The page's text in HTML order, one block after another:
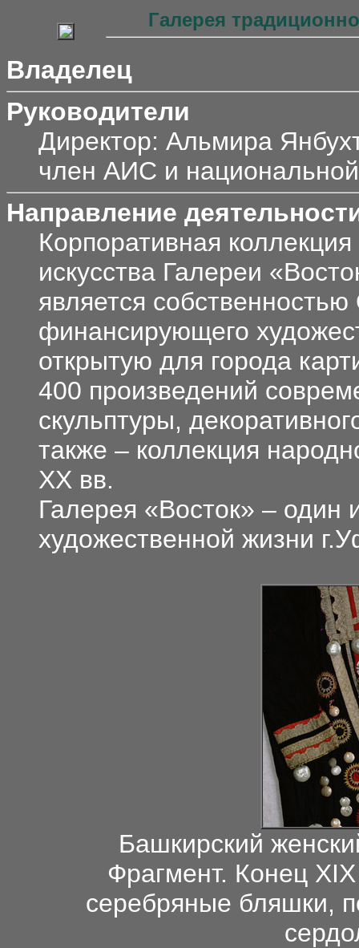
Галерея
Владелец
Руководители
Директор: Альмира
член АИС и
Направление
Корпоративная
искусства Галереи
является
финансирующего
открытую для города
400 произведений
скульптуры,
также – коллекция
ХХ вв.
Галерея «Восток» – один
художественной жизни
Башкирский
Фрагмент. Конец
серебряные бляшки,